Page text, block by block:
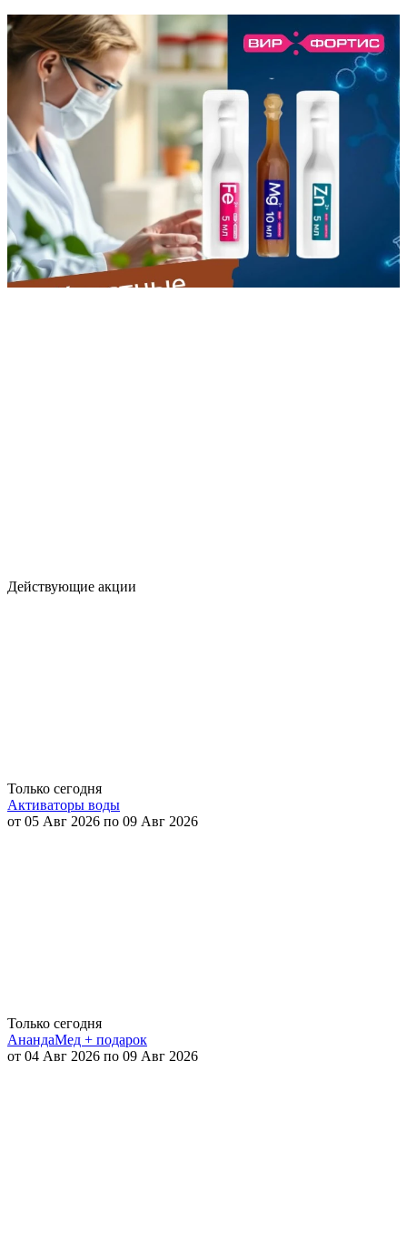
Действующие акции
Только сегодня
Активаторы воды
от 05 Авг 2026 по 09 Авг 2026
Только сегодня
АнандаМед + подарок
от 04 Авг 2026 по 09 Авг 2026